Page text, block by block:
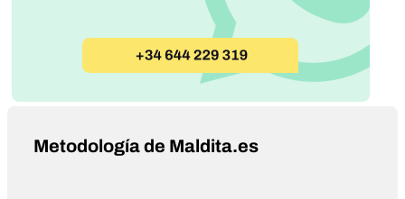
Metodología de Maldita.es